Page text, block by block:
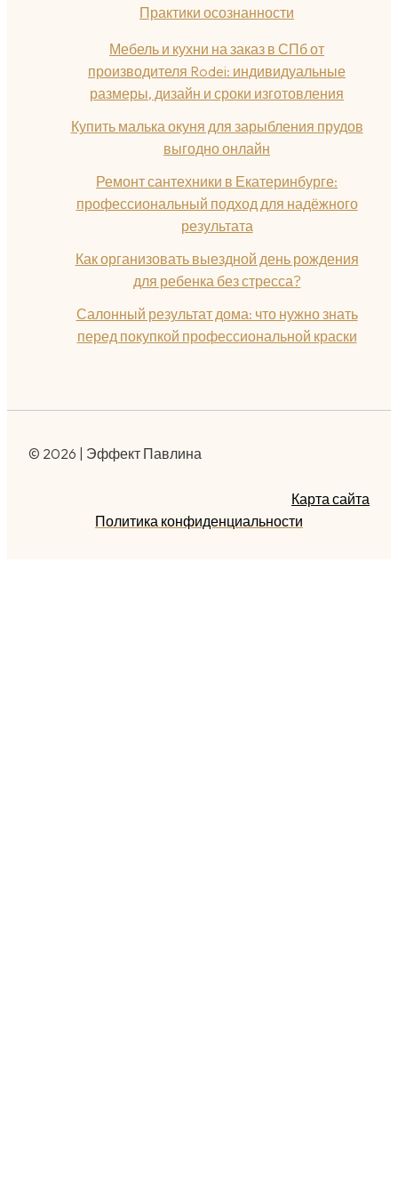
Практики осознанности
Мебель и кухни на заказ в СПб от
производителя Rodei: индивидуальные
размеры, дизайн и сроки изготовления
Купить малька окуня для зарыбления прудов
выгодно онлайн
Ремонт сантехники в Екатеринбурге:
профессиональный подход для надёжного
результата
Как организовать выездной день рождения
для ребенка без стресса?
Салонный результат дома: что нужно знать
перед покупкой профессиональной краски
© 2026 | Эффект Павлина
Карта сайта
Политика конфиденциальности